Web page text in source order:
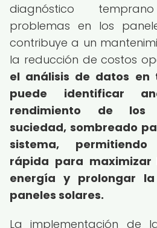
diagnóstico
problemas en los
contribuye a un
la reducción de costos
el análisis de datos en
puede identificar
rendimiento de los
suciedad, sombreado
sistema,
rápida para maximizar
energía y prolongar
paneles solares.
La implementación de